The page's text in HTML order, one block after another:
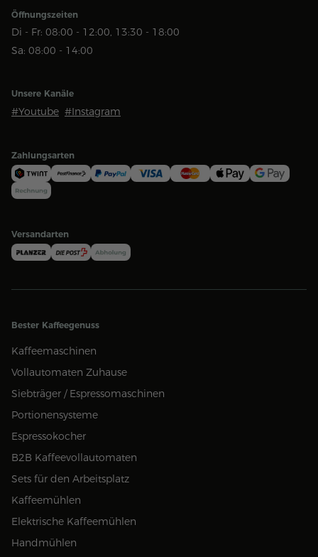
Öffnungszeiten
Di - Fr: 08:00 - 12:00, 13:30 - 18:00
Sa: 08:00 - 14:00
Unsere Kanäle
#Youtube #Instagram
Zahlungsarten
Versandarten
Bester Kaffeegenuss
Kaffeemaschinen
Vollautomaten Zuhause
Siebträger / Espressomaschinen
Portionensysteme
Espressokocher
B2B Kaffeevollautomaten
Sets für den Arbeitsplatz
Kaffeemühlen
Elektrische Kaffeemühlen
Handmühlen